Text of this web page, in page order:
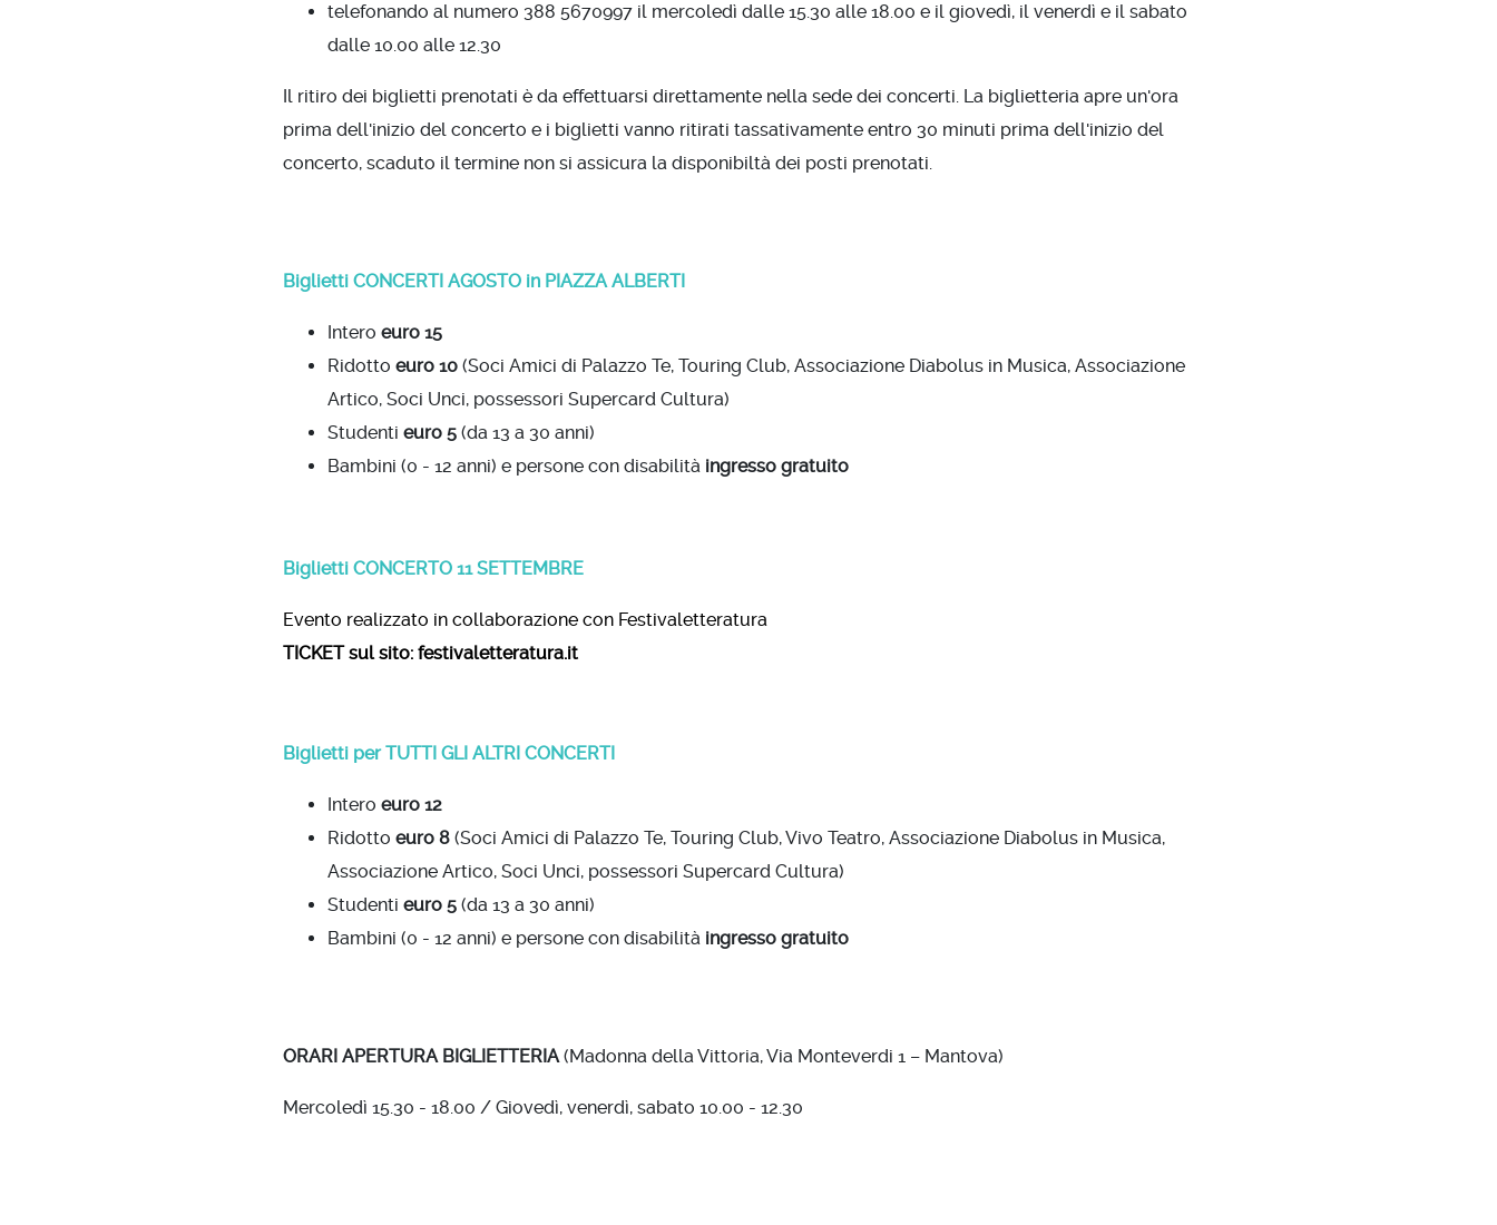
telefonando al numero 388 5670997 il mercoledì dalle 15.30 alle 18.00 e il giovedì, il venerdì e il sabato
dalle 10.00 alle 12.30
Il ritiro dei biglietti prenotati è da effettuarsi direttamente nella sede dei concerti. La biglietteria apre un'ora
prima dell'inizio del concerto e i biglietti vanno ritirati tassativamente entro 30 minuti prima dell'inizio del
concerto, scaduto il termine non si assicura la disponibiltà dei posti prenotati.
Biglietti CONCERTI AGOSTO in PIAZZA ALBERTI
Intero euro 15
Ridotto euro 10 (Soci Amici di Palazzo Te, Touring Club, Associazione Diabolus in Musica, Associazione
Artico, Soci Unci, possessori Supercard Cultura)
Studenti euro 5 (da 13 a 30 anni)
Bambini (0 - 12 anni) e persone con disabilità ingresso gratuito
Biglietti CONCERTO 11 SETTEMBRE
Evento realizzato in collaborazione con Festivaletteratura
TICKET sul sito: festivaletteratura.it
Biglietti per TUTTI GLI ALTRI CONCERTI
Intero euro 12
Ridotto euro 8 (Soci Amici di Palazzo Te, Touring Club, Vivo Teatro, Associazione Diabolus in Musica,
Associazione Artico, Soci Unci, possessori Supercard Cultura)
Studenti euro 5 (da 13 a 30 anni)
Bambini (0 - 12 anni) e persone con disabilità ingresso gratuito
ORARI APERTURA BIGLIETTERIA(Madonna della Vittoria, Via Monteverdi 1 – Mantova)
Mercoledì 15.30 - 18.00 / Giovedì, venerdì, sabato 10.00 - 12.30